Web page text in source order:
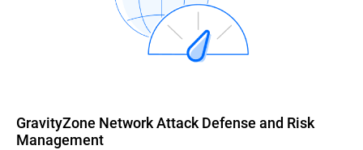
GravityZone Network Attack Defense and Risk
Management